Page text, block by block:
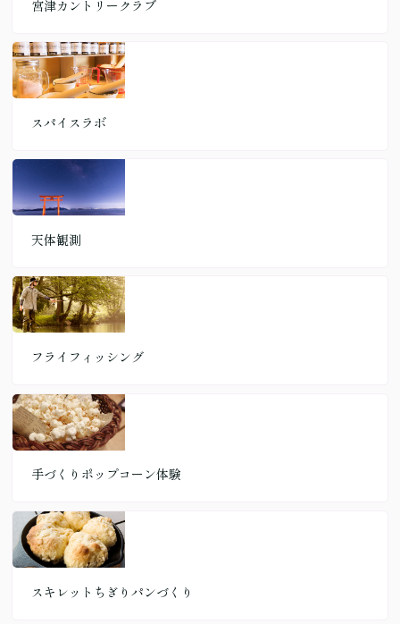
宮津カントリークラブ
スパイスラボ
天体観測
フライフィッシング
手づくりポップコーン体験
スキレットちぎりパンづくり